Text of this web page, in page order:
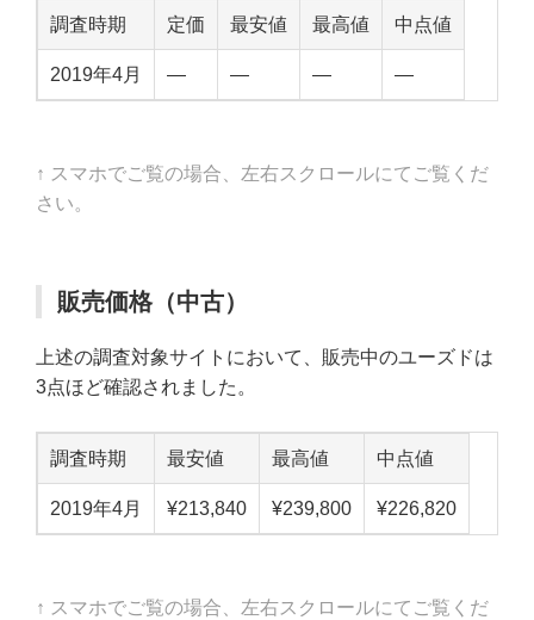
調査時期 定価 最安値 最高値 中点値
2019年4月 — — — —
↑ スマホでご覧の場合、左右スクロールにてご覧くだ
さい。
販売価格（中古）
上述の調査対象サイトにおいて、販売中のユーズドは
3点ほど確認されました。
調査時期 最安値 最高値 中点値
2019年4月 ¥213,840 ¥239,800 ¥226,820
↑ スマホでご覧の場合、左右スクロールにてご覧くだ